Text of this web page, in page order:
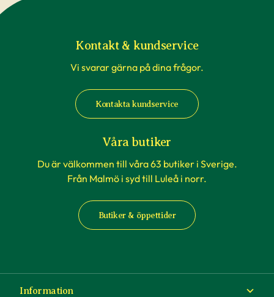
Kontakt & kundservice
Vi svarar gärna på dina frågor.
Kontakta kundservice
Våra butiker
Du är välkommen till våra 63 butiker i Sverige.
Från Malmö i syd till Luleå i norr.
Butiker & öppettider
Information